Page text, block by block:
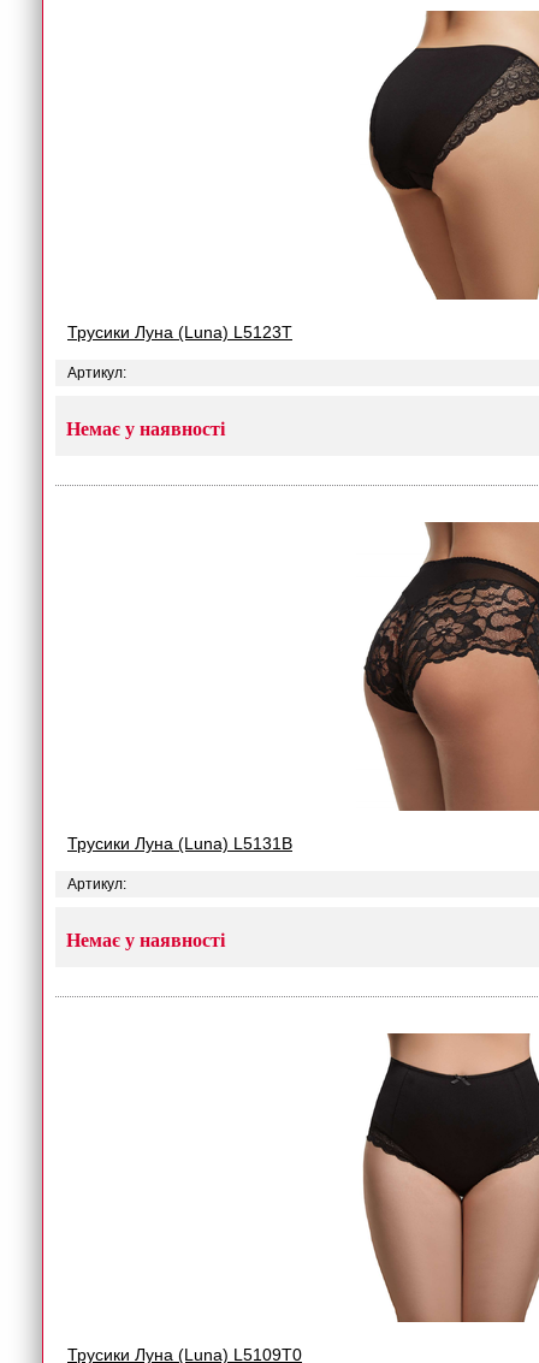
Трусики Луна (Luna) L5123T
Артикул:
Немає у наявності
Трусики Луна (Luna) L5131B
Артикул:
Немає у наявності
Трусики Луна (Luna) L5109T0